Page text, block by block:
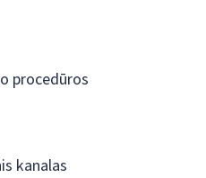
procedūros
kanalas